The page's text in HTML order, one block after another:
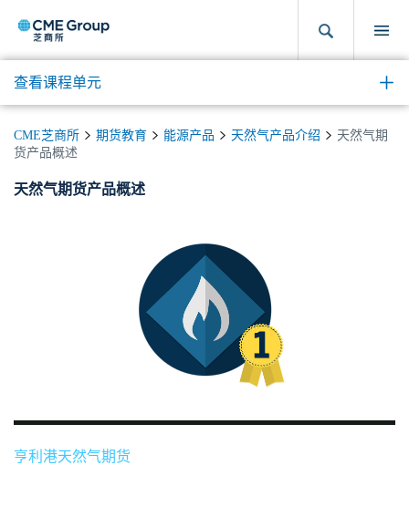
查看课程单元
CME芝商所 期货教育 能源产品 天然气产品介绍
天然气期
货产品概述
天然气期货产品概述
亨利港天然气期货